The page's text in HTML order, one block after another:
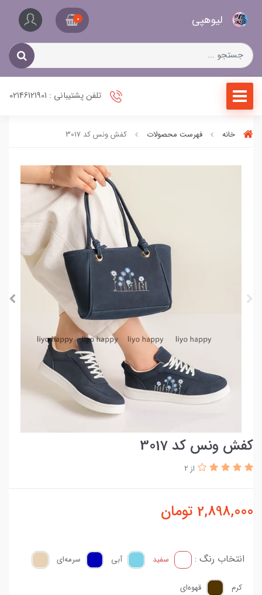
لیو‌هپی 0
تلفن پشتیبانی : 02146121901
خانه فهرست محصولات کفش ونس کد 3017
کفش ونس کد 3017
از 2
2,898,000 تومان
انتخاب رنگ : سفید آبی سرمه‌ای
کرم قهوه‌ای